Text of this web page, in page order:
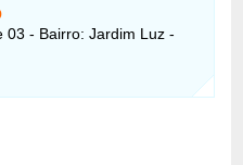
03 - Bairro: Jardim Luz -